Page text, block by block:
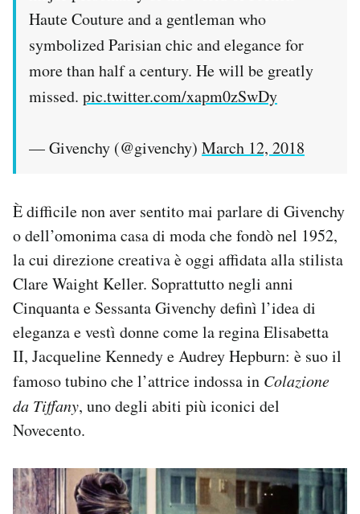
Haute Couture and a gentleman who
symbolized Parisian chic and elegance for
more than half a century. He will be greatly
missed. pic.twitter.com/xapm0zSwDy
— Givenchy (@givenchy) March 12, 2018
È difficile non aver sentito mai parlare di Givenchy
o dell’omonima casa di moda che fondò nel 1952,
la cui direzione creativa è oggi affidata alla stilista
Clare Waight Keller. Soprattutto negli anni
Cinquanta e Sessanta Givenchy definì l’idea di
eleganza e vestì donne come la regina Elisabetta
II, Jacqueline Kennedy e Audrey Hepburn: è suo il
famoso tubino che l’attrice indossa in Colazione
da Tiffany, uno degli abiti più iconici del
Novecento.